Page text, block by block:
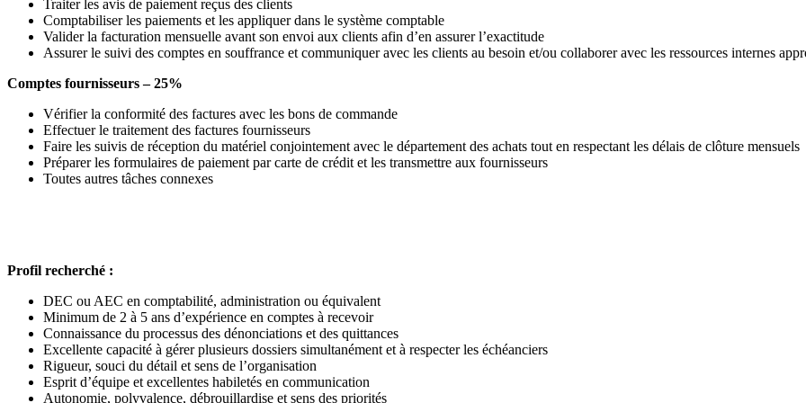
Traiter les avis de paiement reçus des clients
Comptabiliser les paiements et les appliquer dans le système comptable
Valider la facturation mensuelle avant son envoi aux clients afin d’en assurer l’exactitude
Assurer le suivi des comptes en souffrance et communiquer avec les clients au besoin et/ou collaborer avec les ressources internes
Comptes fournisseurs – 25%
Vérifier la conformité des factures avec les bons de commande
Effectuer le traitement des factures fournisseurs
Faire les suivis de réception du matériel conjointement avec le département des achats tout en respectant les délais de clôture mensuels
Préparer les formulaires de paiement par carte de crédit et les transmettre aux fournisseurs
Toutes autres tâches connexes
Profil recherché :
DEC ou AEC en comptabilité, administration ou équivalent
Minimum de 2 à 5 ans d’expérience en comptes à recevoir
Connaissance du processus des dénonciations et des quittances
Excellente capacité à gérer plusieurs dossiers simultanément et à respecter les échéanciers
Rigueur, souci du détail et sens de l’organisation
Esprit d’équipe et excellentes habiletés en communication
Autonomie, polyvalence, débrouillardise et sens des priorités